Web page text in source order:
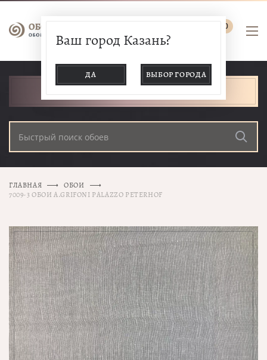
0
Ваш город Казань?
ДА ВЫБОР ГОРОДА
ГЛАВНАЯ
ОБОИ
7009-3 ОБОИ A.GRIFONI PALAZZO PETERHOF